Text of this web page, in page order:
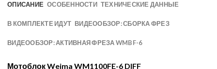
ОПИСАНИЕ ОСОБЕННОСТИ ТЕХНИЧЕСКИЕ ДАННЫЕ
В КОМПЛЕКТЕ ИДУТ ВИДЕООБЗОР: СБОРКА ФРЕЗ
ВИДЕООБЗОР: АКТИВНАЯ ФРЕЗА WMBF-6
Мотоблок Weima WM1100FE-6 DIFF